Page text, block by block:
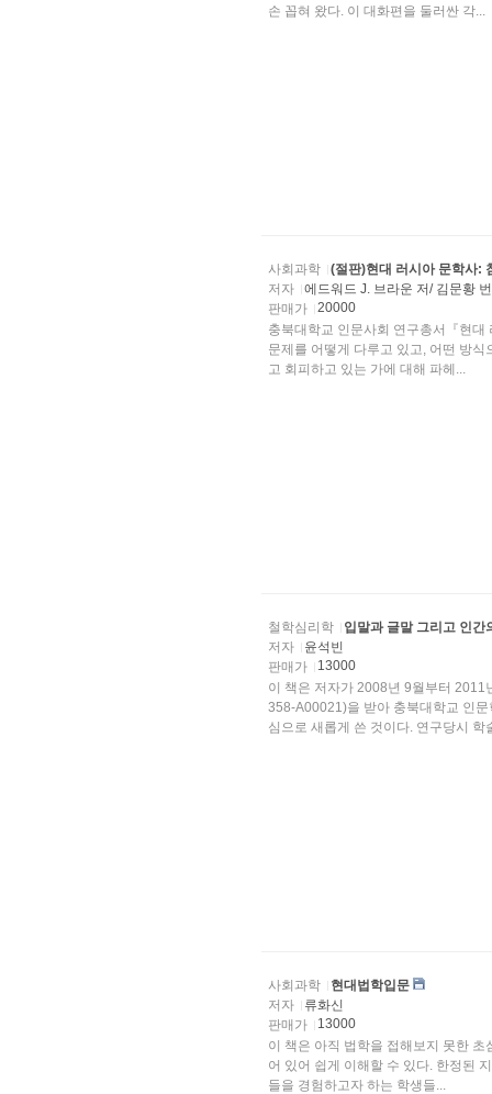
손 꼽혀 왔다. 이 대화편을 둘러싼 각...
사회과학
(절판)현대 러시아 문학사:
저자
에드워드 J. 브라운 저/ 김문황
판매가
20000
충북대학교 인문사회 연구총서『현
문제를 어떻게 다루고 있고, 어떤 방
고 회피하고 있는 가에 대해 파헤...
철학심리학
입말과 글말 그리고 인간
저자
윤석빈
판매가
13000
이 책은 저자가 2008년 9월부터
358-A00021)을 받아 충북대학교 인
심으로 새롭게 쓴 것이다. 연구당시 학
사회과학
현대법학입문
저자
류화신
판매가
13000
이 책은 아직 법학을 접해보지 못한 초심자들을 위
어 있어 쉽게 이해할 수 있다. 한정된 지면 내에서 법학의 기본적인 사항, 현대사회 특유의 법 현상
들을 경험하고자 하는 학생들...